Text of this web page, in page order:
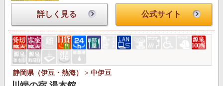
詳しく見る 公式サイト
静岡県（伊豆・熱海） > 中伊豆